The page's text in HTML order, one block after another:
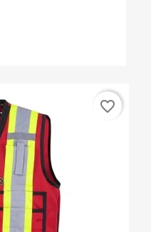
favorite_border